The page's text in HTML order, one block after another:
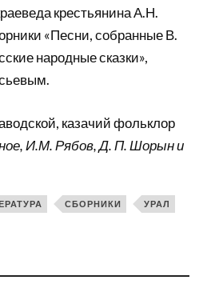
крестьянина А.Н.
«Песни, собранные В.
народные сказки»,
казачий фольклор
И.М. Рябов, Д. П. Шорын и
СБОРНИКИ УРАЛ